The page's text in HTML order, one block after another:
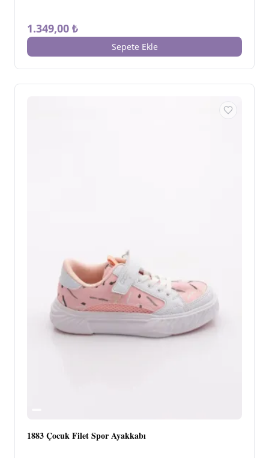
1.349,00 ₺
Sepete Ekle
1883 Çocuk Filet Spor Ayakkabı